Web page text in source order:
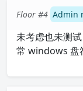
Floor #4 Admin
未考虑也未测
常 windows 盘